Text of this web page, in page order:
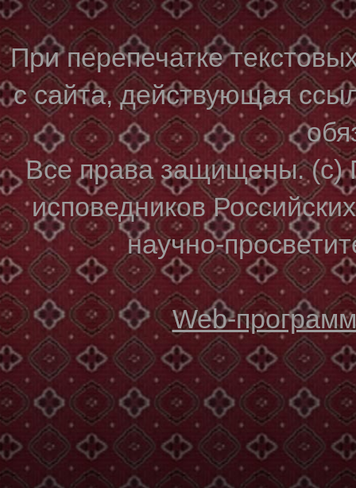
При перепечатке
с сайта, действующая
Все права защищены. (с)
исповедников
научно-
Web-